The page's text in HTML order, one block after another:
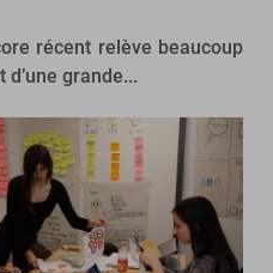
récent relève beaucoup
grande...